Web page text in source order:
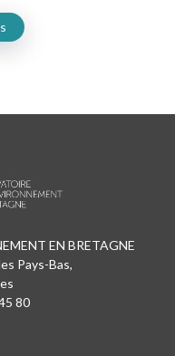
EN BRETAGNE
Pays-Bas,
80